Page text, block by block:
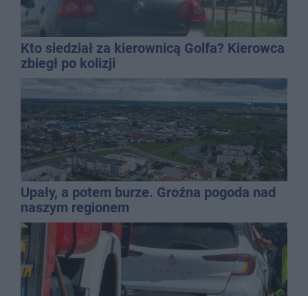
Kto siedział za kierownicą Golfa? Kierowca
zbiegł po kolizji
Upały, a potem burze. Groźna pogoda nad
naszym regionem